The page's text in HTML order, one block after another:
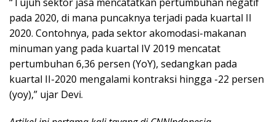
pada 2020, di mana puncaknya terjadi pada kuartal II
2020. Contohnya, pada sektor akomodasi-makanan
minuman yang pada kuartal IV 2019 mencatat
pertumbuhan 6,36 persen (YoY), sedangkan pada
kuartal II-2020 mengalami kontraksi hingga -22 persen
(yoy),” ujar Devi.